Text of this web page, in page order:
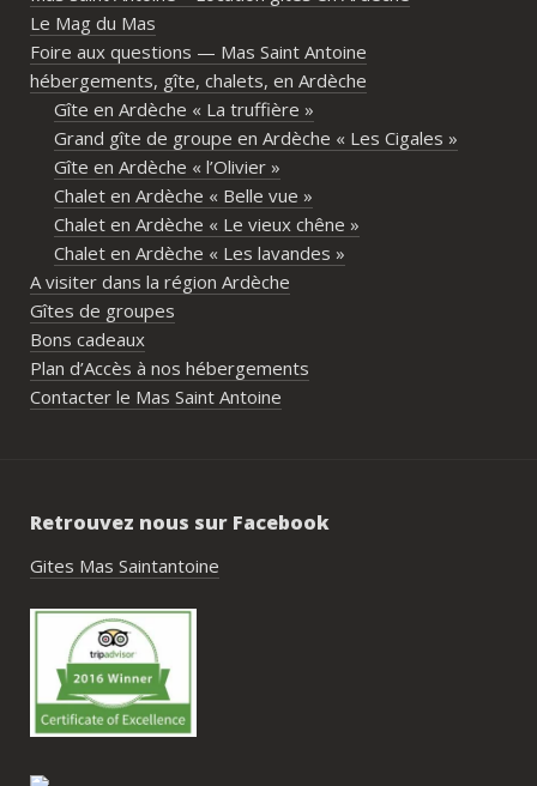
d’avoir son espace tout en gardant un
vrai lieu de rassemblement pour
partager les repas et les activités.Un
immense merci également aux
propriétaires pour leur disponibilité, leur
écoute et leur gentillesse tout au long de
l’organisation. Nous avons été très bien
accompagnés avant le week-end avec de
nombreux conseils utiles, aussi bien pour
les prestataires que pour l’organisation
générale de l’événement.Tout a été
simple, fluide et agréable. Les
recommandations données sur place
étaient excellentes et nous ont permis
piscine, nature, tranquillité, nombreux
hébergements et beaucoup d’activités à
très beau souvenir de ce week-end et
nous recommandons le Mas Saint-
Antoine sans hésitation.**La seule petite
contrainte du week-end concerne la
gestion des déchets, puisqu’il n’y a pas
Le Mag du Mas
Foire aux questions — Mas Saint Antoine
hébergements, gîte, chalets, en Ardèche
Gîte en Ardèche « La truffière »
Grand gîte de groupe en Ardèche « Les Cigales »
Gîte en Ardèche « l’Olivier »
Chalet en Ardèche « Belle vue »
Chalet en Ardèche « Le vieux chêne »
Chalet en Ardèche « Les lavandes »
A visiter dans la région Ardèche
Gîtes de groupes
Bons cadeaux
Plan d’Accès à nos hébergements
Contacter le Mas Saint Antoine
Retrouvez nous sur Facebook
Gites Mas Saintantoine